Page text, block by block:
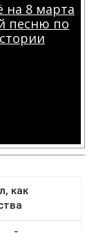
на 8 марта
песню по